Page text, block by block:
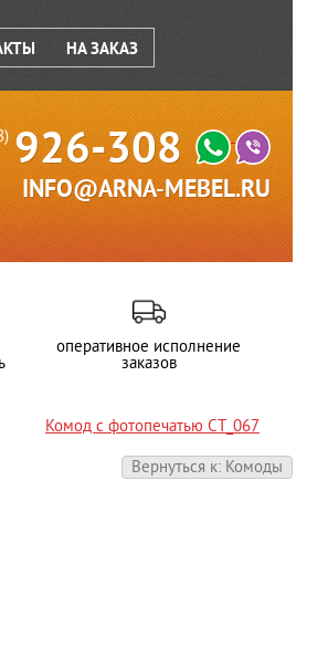
НА ЗАКАЗ
926-308
INFO@ARNA-MEBEL.RU
оперативное исполнение
заказов
Комод с фотопечатью СТ_067
Вернуться к: Комоды